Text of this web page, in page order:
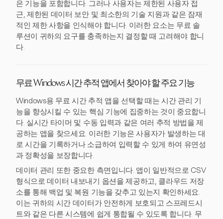
은 기능을 포함합니다. 그러나 사용자는 제한된 사용자 접
근, 제한된 데이터 보안 및 최소한의 기술 지원과 같은 잠재
적인 제한 사항을 인식해야 합니다. 이러한 요소는 무료 솔
루션이 귀하의 요구를 충족하는지 결정할 때 고려해야 합니
다.
무료 Windows 시간 추적 앱에서 찾아야 할 주요 기능
Windows용 무료 시간 추적 앱을 선택할 때는 시간 관리 기
능을 향상시킬 수 있는 핵심 기능에 집중하는 것이 중요합니
다. 실시간 타이머 및 수동 입력과 같은 여러 추적 방법을 제
공하는 앱을 찾으세요. 이러한 기능은 사용자가 발생하는 대
로 시간을 기록하거나 소급하여 입력할 수 있게 하여 유연성
과 정확성을 보장합니다.
데이터 관리 또한 중요한 측면입니다. 앱이 일반적으로 CSV
형식으로 데이터 내보내기 옵션을 제공하고, 클라우드 저장
소를 통해 백업 및 복원 기능을 갖추고 있는지 확인하세요.
이는 귀하의 시간 데이터가 안전하게 보호되고 스프레드시
트와 같은 다른 시스템에 쉽게 통합될 수 있도록 합니다. 무